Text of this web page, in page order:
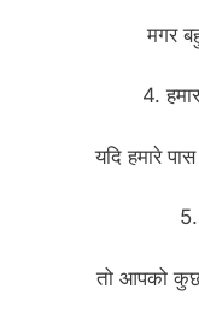
मगर
4.
यदि हमारे
तो आपको